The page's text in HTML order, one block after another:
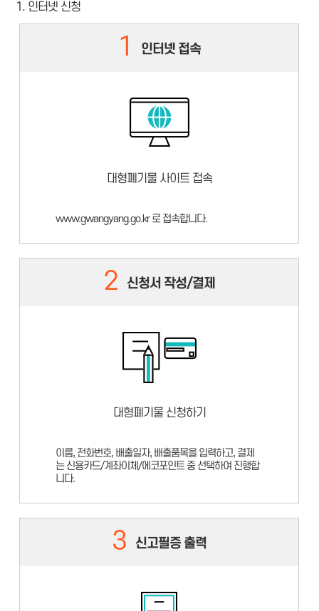
1. 인터넷 신청
1 인터넷 접속
대형폐기물 사이트 접속
www.gwangyang.go.kr 로 접속합니다.
2 신청서 작성/결제
대형폐기물 신청하기
이름, 전화번호, 배출일자, 배출품목을 입력하고, 결제
는 신용카드/계좌이체/에코포인트 중 선택하여 진행합
니다.
3 신고필증 출력